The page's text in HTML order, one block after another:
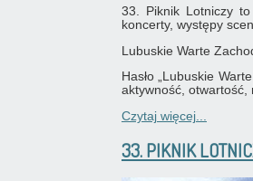
33. Piknik Lotniczy
koncerty, występy
Lubuskie Warte
Hasło „Lubuskie
aktywność,
Czytaj więcej...
33. PIKNIK